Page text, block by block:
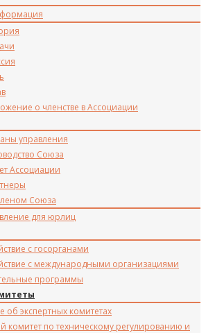
о членстве в Ассоциации
управления
Союза
Ассоциации
Союза
для юрлиц
с госорганами
с международными организациями
программы
об экспертных комитетах
комитет по техническому регулированию и